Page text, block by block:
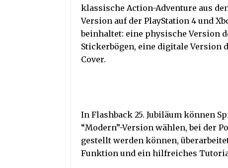
klassische Action-Adventure aus
Version auf der PlayStation 4 und
beinhaltet: eine physische Version
Stickerbögen, eine digitale Version
Cover.
In Flashback 25. Jubiläum können
“Modern”-Version wählen, bei der
gestellt werden können,
Funktion und ein hilfreiches